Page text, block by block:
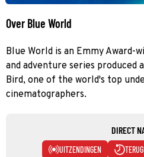
Over Blue World
Blue World is an Emmy Award-
and adventure series produced
Bird, one of the world's top
cinematographers.
DIRECT
UITZENDINGEN